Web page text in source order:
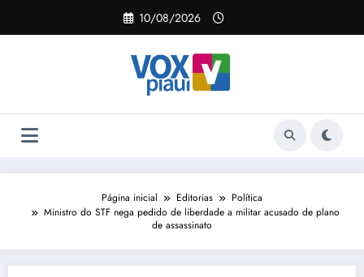
o
10/08/2026
Página inicial Editorias
Política
Ministro do STF nega pedido de liberdade a militar acusado de plano
de assassinato